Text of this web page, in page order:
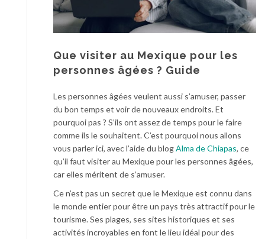
Que visiter au Mexique pour les
personnes âgées ? Guide
Les personnes âgées veulent aussi s’amuser, passer
du bon temps et voir de nouveaux endroits. Et
pourquoi pas ? S’ils ont assez de temps pour le faire
comme ils le souhaitent. C’est pourquoi nous allons
vous parler ici, avec l’aide du blogAlma de Chiapas, ce
qu’il faut visiter au Mexique pour les personnes âgées,
car elles méritent de s’amuser.
Ce n’est pas un secret que le Mexique est connu dans
le monde entier pour être un pays très attractif pour le
tourisme. Ses plages, ses sites historiques et ses
activités incroyables en font le lieu idéal pour des